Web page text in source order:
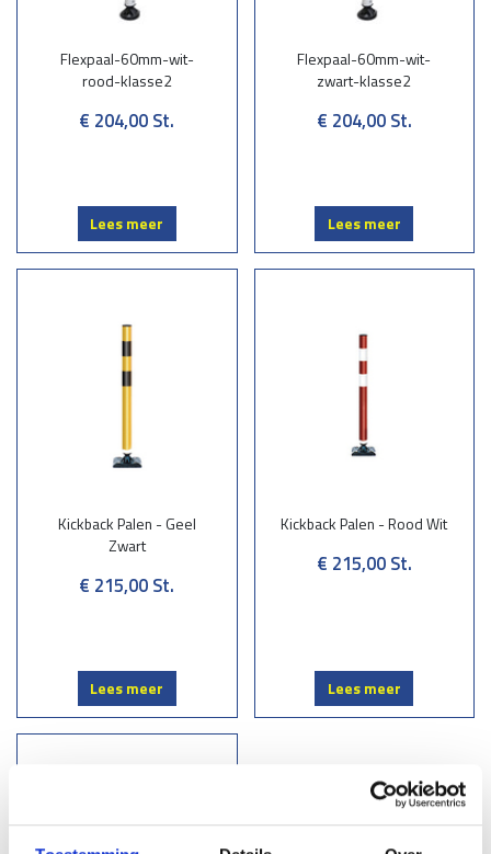
Flexpaal-60mm-wit-
rood-klasse2
€ 204,00 St.
Lees meer
Flexpaal-60mm-wit-
zwart-klasse2
€ 204,00 St.
Lees meer
Kickback Palen - Geel
Zwart
€ 215,00 St.
Lees meer
Kickback Palen - Rood Wit
€ 215,00 St.
Lees meer